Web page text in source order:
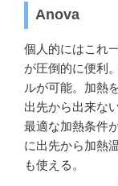
Anova
個人的にはこれ
が圧倒的に便利
ルが可能。加熱
出先から出来な
最適な加熱条件
に出先から加熱
も使える。